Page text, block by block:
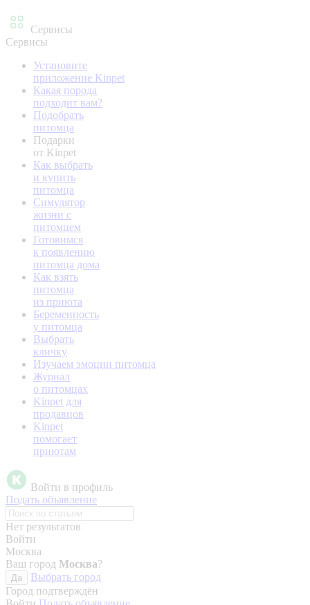
Сервисы
Сервисы
Установите
приложение Kinpet
Какая порода
подходит вам?
Подобрать
питомца
Подарки
от Kinpet
Как выбрать
и купить
питомца
Симулятор
жизни с
питомцем
Готовимся
к появлению
питомца дома
Как взять
питомца
из приюта
Беременность
у питомца
Выбрать
кличку
Изучаем эмоции питомца
Журнал
о питомцах
Kinpet для
продавцов
Kinpet
помогает
приютам
Войти в профиль
Подать объявление
Нет результатов
Войти
Москва
Ваш город Москва?
Да
Выбрать город
Город подтверждён